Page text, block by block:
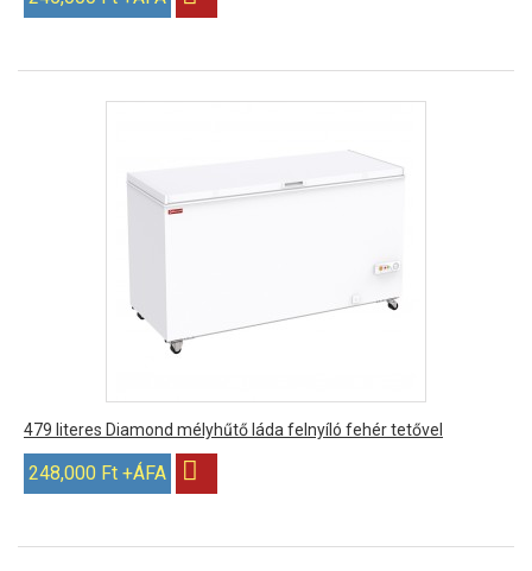
479 literes Diamond mélyhűtő láda felnyíló fehér tetővel
248,000 Ft +ÁFA